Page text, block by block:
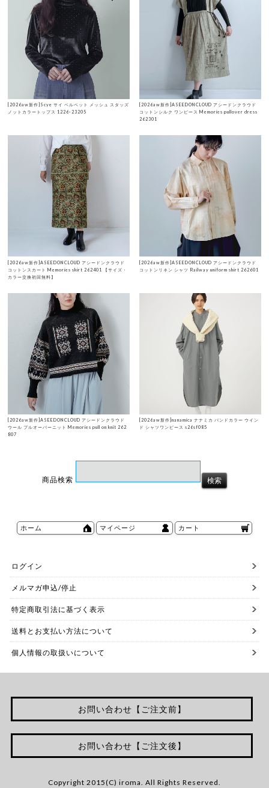
[2026aw新作]Scye サイ ベルベット メッシュ スタッズ
ノットカラートップス 1226-23205
[2026aw新作]ASEEDONCLOUD アシードンクラウド
コットンシルク ワンピース Memories pullover dress
262301
[2026aw新作]ASEEDONCLOUD アシードンクラウド
コットンスカート Memories skirt 262401 【サイズ・
カラー交換初回無料】
[2026aw新作]ASEEDONCLOUD アシードンクラウド
コットンリネン シャツ Railway uniform shirt 262601
[2026aw新作]ASEEDONCLOUD アシードンクラウド
ウール プルオーバーニット Memories pull on knit 262
807
[2026aw新作]nanamica ナナミカ バンドカラー ウイン
ド シャツワンピース s26sf085
商品検索
ホーム マイページ カート
ログイン
メルマガ申込/停止
特定商取引法に基づく表示
送料とお支払い方法について
個人情報の取扱いについて
お問い合わせ【ご注文前】
お問い合わせ【ご注文後】
Copyright 2015(C) iroma. All Rights Reserved.